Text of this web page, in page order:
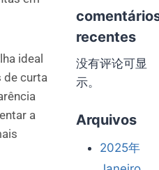
ideal
de curta
a
recentes
没有评论可显
示。
Arquivos
2025年